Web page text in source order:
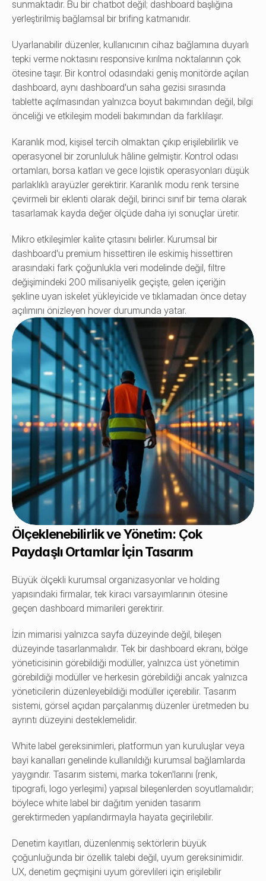
sunmaktadır. Bu bir chatbot değil; dashboard başlığına
yerleştirilmiş bağlamsal bir brifing katmanıdır.
Uyarlanabilir düzenler, kullanıcının cihaz bağlamına duyarlı
tepki verme noktasını responsive kırılma noktalarının çok
ötesine taşır. Bir kontrol odasındaki geniş monitörde açılan
dashboard, aynı dashboard'un saha gezisi sırasında
tablette açılmasından yalnızca boyut bakımından değil, bilgi
önceliği ve etkileşim modeli bakımından da farklılaşır.
Karanlık mod, kişisel tercih olmaktan çıkıp erişilebilirlik ve
operasyonel bir zorunluluk hâline gelmiştir. Kontrol odası
ortamları, borsa katları ve gece lojistik operasyonları düşük
parlaklıklı arayüzler gerektirir. Karanlık modu renk tersine
çevirmeli bir eklenti olarak değil, birinci sınıf bir tema olarak
tasarlamak kayda değer ölçüde daha iyi sonuçlar üretir.
Mikro etkileşimler kalite çıtasını belirler. Kurumsal bir
dashboard'u premium hissettiren ile eskimiş hissettiren
arasındaki fark çoğunlukla veri modelinde değil, filtre
değişimindeki 200 milisaniyelik geçişte, gelen içeriğin
şekline uyan iskelet yükleyicide ve tıklamadan önce detay
açılımını önizleyen hover durumunda yatar.
Ölçeklenebilirlik ve Yönetim: Çok
Paydaşlı Ortamlar İçin Tasarım
Büyük ölçekli kurumsal organizasyonlar ve holding
yapısındaki firmalar, tek kiracı varsayımlarının ötesine
geçen dashboard mimarileri gerektirir.
İzin mimarisi yalnızca sayfa düzeyinde değil, bileşen
düzeyinde tasarlanmalıdır. Tek bir dashboard ekranı, bölge
yöneticisinin görebildiği modüller, yalnızca üst yönetimin
görebildiği modüller ve herkesin görebildiği ancak yalnızca
yöneticilerin düzenleyebildiği modüller içerebilir. Tasarım
sistemi, görsel açıdan parçalanmış düzenler üretmeden bu
ayrıntı düzeyini desteklemelidir.
White label gereksinimleri, platformun yan kuruluşlar veya
bayi kanalları genelinde kullanıldığı kurumsal bağlamlarda
yaygındır. Tasarım sistemi, marka token'larını (renk,
tipografi, logo yerleşimi) yapısal bileşenlerden soyutlamalıdır;
böylece white label bir dağıtım yeniden tasarım
gerektirmeden yapılandırmayla hayata geçirilebilir.
Denetim kayıtları, düzenlenmiş sektörlerin büyük
çoğunluğunda bir özellik talebi değil, uyum gereksinimidir.
UX, denetim geçmişini uyum görevlileri için erişilebilir